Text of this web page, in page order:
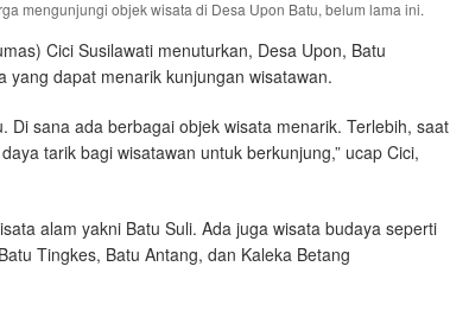
mengunjungi objek wisata di Desa Upon Batu, belum lama ini.
Cici Susilawati menuturkan, Desa Upon, Batu
yang dapat menarik kunjungan wisatawan.
Di sana ada berbagai objek wisata menarik. Terlebih, saat
tarik bagi wisatawan untuk berkunjung,” ucap Cici,
alam yakni Batu Suli. Ada juga wisata budaya seperti
Tingkes, Batu Antang, dan Kaleka Betang